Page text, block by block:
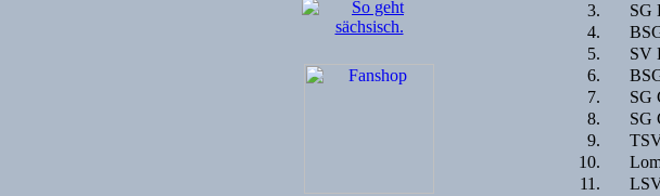
3.
SG
4.
5.
SV
6.
7.
SG
8.
SG
9.
10.
11.